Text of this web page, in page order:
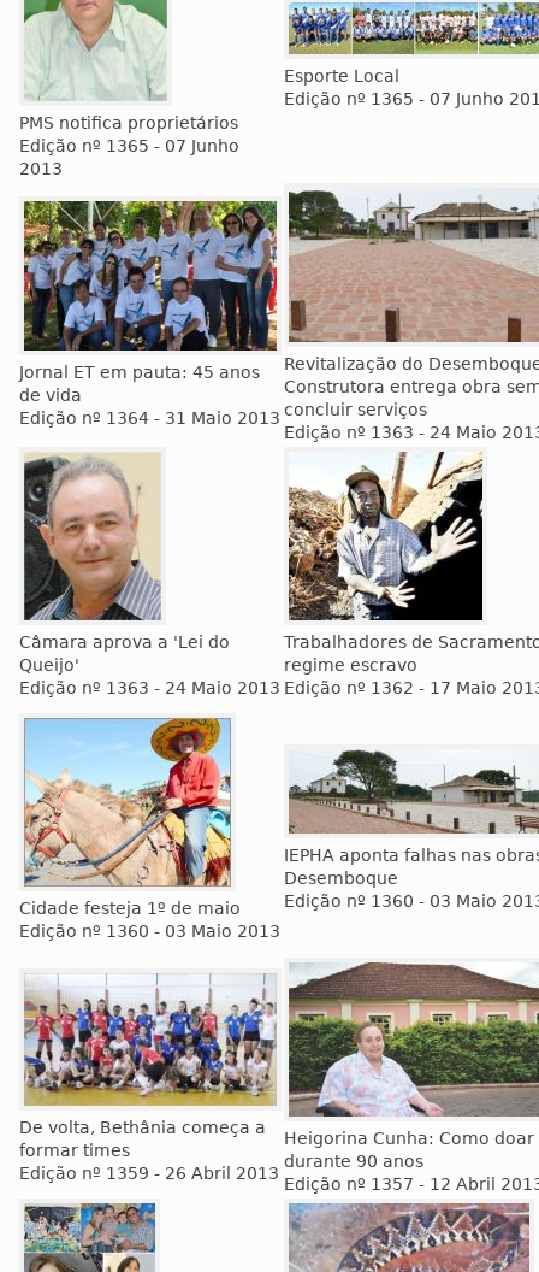
PMS notifica proprietários
Edição nº 1365 - 07 Junho
2013
Esporte Local
Edição nº 1365 - 07 Junho
Jornal ET em pauta: 45 anos
de vida
Edição nº 1364 - 31 Maio 2013
Revitalização do
Construtora entrega obra
concluir serviços
Edição nº 1363 - 24 Maio
Câmara aprova a 'Lei do
Queijo'
Edição nº 1363 - 24 Maio 2013
Trabalhadores de
regime escravo
Edição nº 1362 - 17 Maio
Cidade festeja 1º de maio
Edição nº 1360 - 03 Maio 2013
IEPHA aponta falhas nas
Desemboque
Edição nº 1360 - 03 Maio
De volta, Bethânia começa a
formar times
Edição nº 1359 - 26 Abril 2013
Heigorina Cunha: Como
durante 90 anos
Edição nº 1357 - 12 Abril